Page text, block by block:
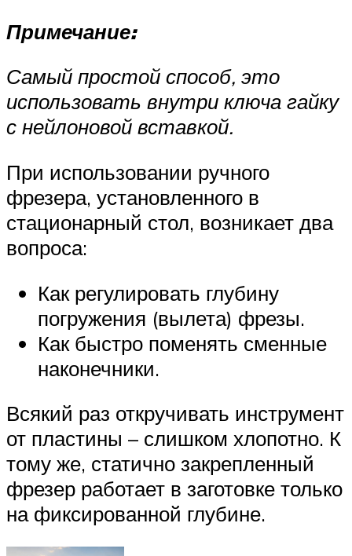
Примечание:
Самый простой способ, это
использовать внутри ключа гайку
с нейлоновой вставкой.
При использовании ручного
фрезера, установленного в
стационарный стол, возникает два
вопроса:
Как регулировать глубину
погружения (вылета) фрезы.
Как быстро поменять сменные
наконечники.
Всякий раз откручивать инструмент
от пластины – слишком хлопотно. К
тому же, статично закрепленный
фрезер работает в заготовке только
на фиксированной глубине.